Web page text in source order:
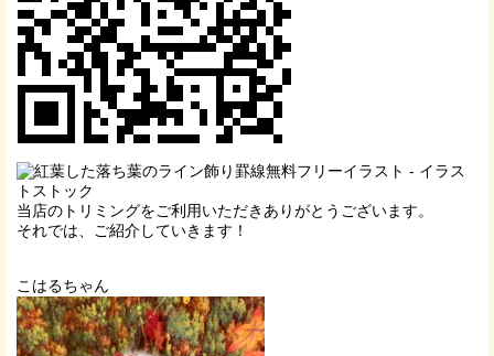
当店のトリミングをご利用いただきありがとうございます。
それでは、ご紹介していきます！
こはるちゃん